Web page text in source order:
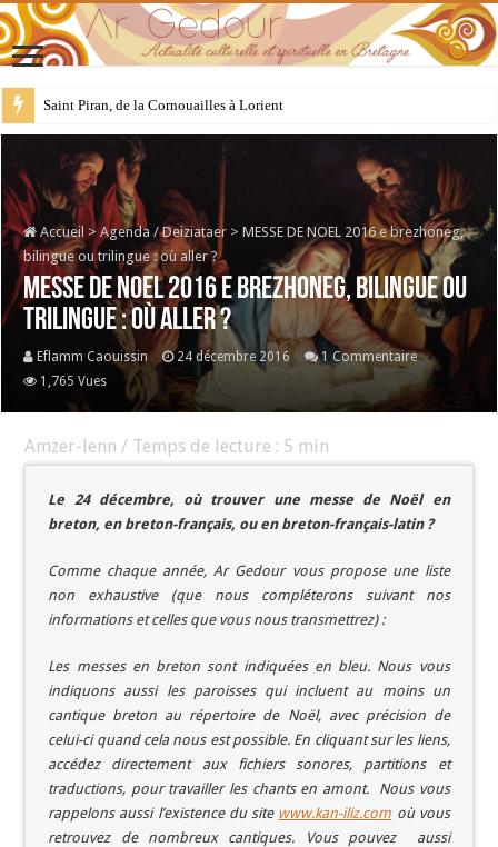
28 juillet : Saint Samson de Dol, père de la Bretagne chrétienne
Accueil > Agenda / Deiziataer > MESSE DE NOEL 2016 e brezhoneg,
bilingue ou trilingue : où aller ?
MESSE DE NOEL 2016 e brezhoneg, bilingue ou
trilingue : où aller ?
Eflamm Caouissin 24 décembre 2016
1 Commentaire
1,765 Vues
Amzer-lenn / Temps de lecture : 5 min
Le 24 décembre, où trouver une messe de Noël en
breton, en breton-français, ou en breton-français-latin ?
Comme chaque année, Ar Gedour vous propose une liste
non exhaustive (que nous compléterons suivant nos
informations et celles que vous nous transmettrez) :
Les messes en breton sont indiquées en bleu. Nous vous
indiquons aussi les paroisses qui incluent au moins un
cantique breton au répertoire de Noël, avec précision de
celui-ci quand cela nous est possible. En cliquant sur les liens,
accédez directement aux fichiers sonores, partitions et
traductions, pour travailler les chants en amont. Nous vous
rappelons aussi l’existence du site www.kan-iliz.com où vous
retrouvez de nombreux cantiques. Vous pouvez aussi